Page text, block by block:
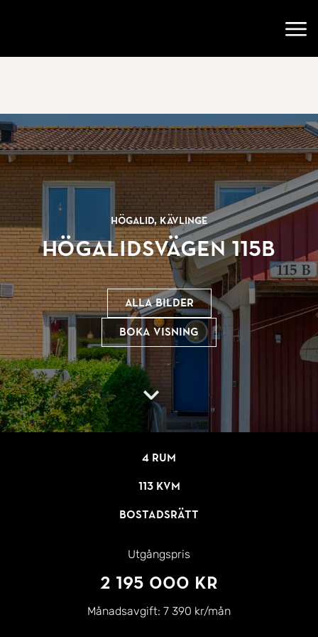
Högalid, Kävlinge
Högalidsvägen 115B
Alla bilder
Boka visning
4 rum
113 kvm
Bostadsrätt
Utgångspris
2 195 000 kr
Månadsavgift: 7 390 kr/mån